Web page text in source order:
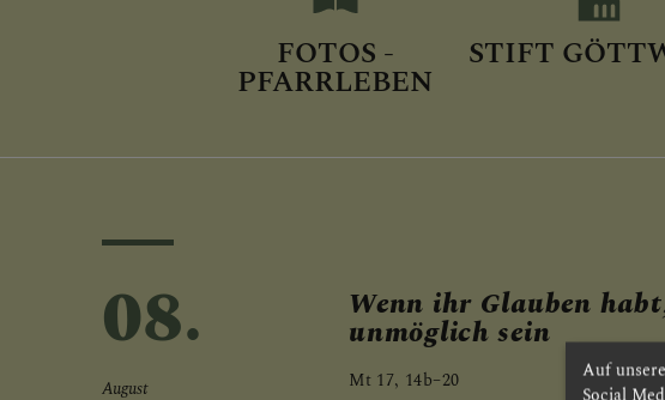
FOTOS -
PFARRLEBEN
STIFT
08.
August
Wenn ihr Glauben
unmöglich sein
Mt 17, 14b–20
Auf
Social